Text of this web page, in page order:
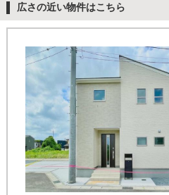
広さの近い物件はこちら